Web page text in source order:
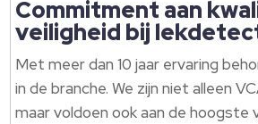
Commitment aan
veiligheid bij
Met meer dan 10 jaar ervaring
in de branche. We zijn niet alleen
maar voldoen ook aan de hoogste